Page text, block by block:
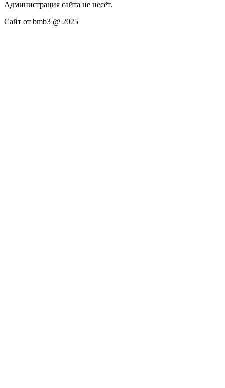
Администрация сайта не несёт.
Сайт от bmb3 @ 2025